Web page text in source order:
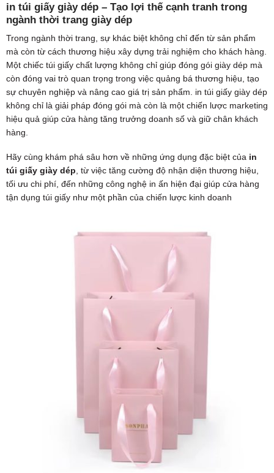
in túi giấy giày dép – Tạo lợi thế cạnh tranh trong
ngành thời trang giày dép
Trong ngành thời trang, sự khác biệt không chỉ đến từ sản phẩm
mà còn từ cách thương hiệu xây dựng trải nghiệm cho khách hàng.
Một chiếc túi giấy chất lượng không chỉ giúp đóng gói giày dép mà
còn đóng vai trò quan trọng trong việc quảng bá thương hiệu, tạo
sự chuyên nghiệp và nâng cao giá trị sản phẩm. in túi giấy giày dép
không chỉ là giải pháp đóng gói mà còn là một chiến lược marketing
hiệu quả giúp cửa hàng tăng trưởng doanh số và giữ chân khách
hàng.
Hãy cùng khám phá sâu hơn về những ứng dụng đặc biệt của in
túi giấy giày dép, từ việc tăng cường độ nhận diện thương hiệu,
tối ưu chi phí, đến những công nghệ in ấn hiện đại giúp cửa hàng
tận dụng túi giấy như một phần của chiến lược kinh doanh